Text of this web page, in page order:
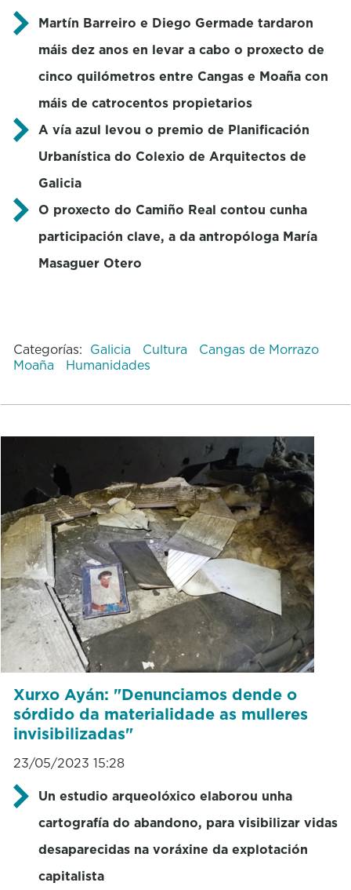
Martín Barreiro e Diego Germade tardaron
máis dez anos en levar a cabo o proxecto de
cinco quilómetros entre Cangas e Moaña con
máis de catrocentos propietarios
A vía azul levou o premio de Planificación
Urbanística do Colexio de Arquitectos de
Galicia
O proxecto do Camiño Real contou cunha
participación clave, a da antropóloga María
Masaguer Otero
Categorías: Galicia Cultura
Cangas de Morrazo
Moaña
Humanidades
Xurxo Ayán: "Denunciamos dende o
sórdido da materialidade as mulleres
invisibilizadas"
23/05/2023 15:28
Un estudio arqueolóxico elaborou unha
cartografía do abandono, para visibilizar vidas
desaparecidas na voráxine da explotación
capitalista